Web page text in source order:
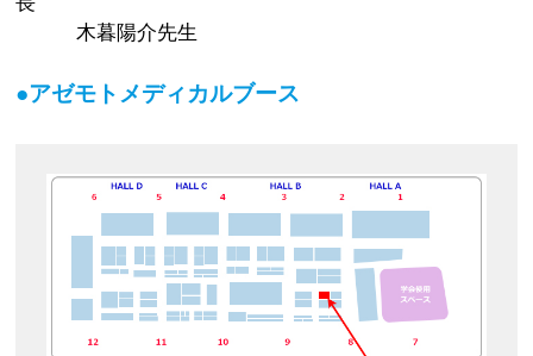
木暮陽介先生
●アゼモトメディカルブース